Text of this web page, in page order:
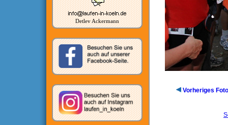
Detlev Ackermann
Vorheriges Foto